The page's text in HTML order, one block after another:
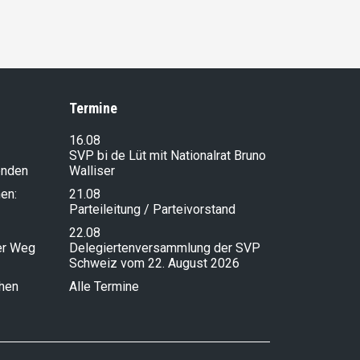
Weg
Termine
16.08
SVP bi de Lüt mit Nationalrat Bruno
Walliser
21.08
Parteileitung / Parteivorstand
22.08
Delegiertenversammlung der SVP
Schweiz vom 22. August 2026
Alle Termine